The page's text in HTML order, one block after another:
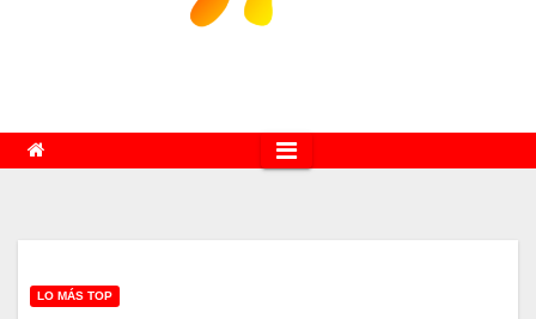
LO MÁS TOP